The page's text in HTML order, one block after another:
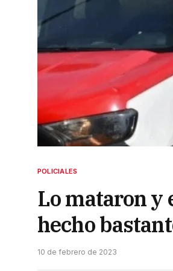
POLICIALES
Lo mataron y
hecho
10 de febrero de 2023